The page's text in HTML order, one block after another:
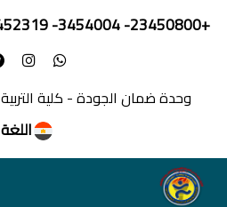
+23450800- 3454004- 3452319/ 040
وحدة ضمان الجودة - كلية
اللغة